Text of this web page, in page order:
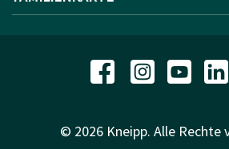
© 2026 Kneipp. Alle Rechte